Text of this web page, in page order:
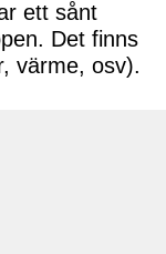
ett sånt
Det finns
värme, osv).